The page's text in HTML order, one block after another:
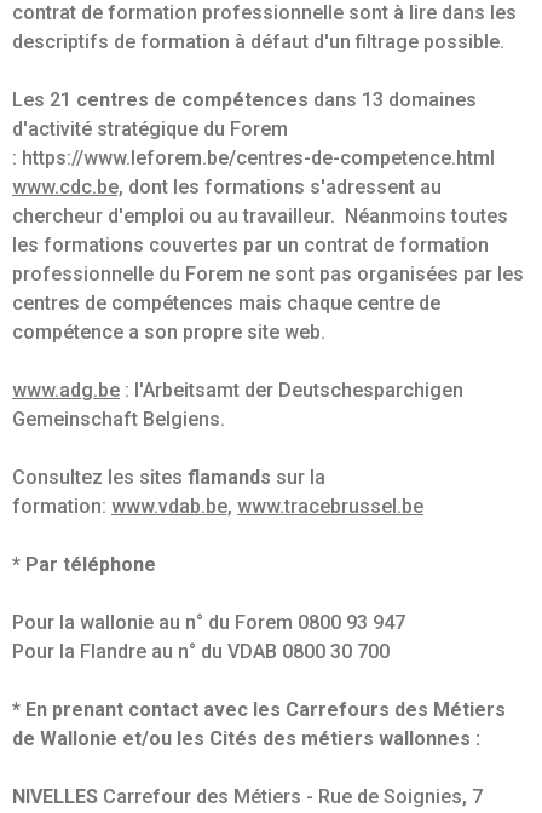
contrat de formation professionnelle sont à lire dans les
descriptifs de formation à défaut d'un filtrage possible.
Les 21 centres de compétences dans 13 domaines
d'activité stratégique du Forem
: https://www.leforem.be/centres-de-competence.html
www.cdc.be, dont les formations s'adressent au
chercheur d'emploi ou au travailleur. Néanmoins toutes
les formations couvertes par un contrat de formation
professionnelle du Forem ne sont pas organisées par les
centres de compétences mais chaque centre de
compétence a son propre site web.
www.adg.be : l'Arbeitsamt der Deutschesparchigen
Gemeinschaft Belgiens.
Consultez les sites flamands sur la
formation: www.vdab.be, www.tracebrussel.be
* Par téléphone
Pour la wallonie au n° du Forem 0800 93 947
Pour la Flandre au n° du VDAB 0800 30 700
* En prenant contact avec les Carrefours des Métiers
de Wallonie et/ou les Cités des métiers wallonnes :
NIVELLES Carrefour des Métiers - Rue de Soignies, 7